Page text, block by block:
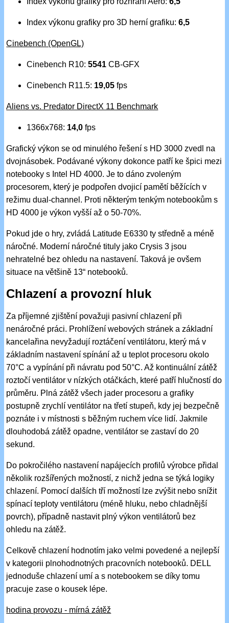
Index výkonu grafiky pro 3D herní grafiku:6,5
Cinebench (OpenGL)
Cinebench R10:5541 CB-GFX
Cinebench R11.5: 19,05 fps
Aliens vs. Predator DirectX 11 Benchmark
1366x768: 14,0 fps
Grafický výkon se od minulého řešení s HD 3000 zvedl na
dvojnásobek. Podávané výkony dokonce patří ke špici mezi
notebooky s Intel HD 4000. Je to dáno zvoleným
procesorem, který je podpořen dvojicí pamětí běžících v
režimu dual-channel. Proti některým tenkým notebookům s
HD 4000 je výkon vyšší až o 50-70%.
Pokud jde o hry, zvládá Latitude E6330 ty středně a méně
náročné. Moderní náročné tituly jako Crysis 3 jsou
nehratelné bez ohledu na nastavení. Taková je ovšem
situace na většině 13“ notebooků.
Chlazení a provozní hluk
Za příjemné zjištění považuji pasivní chlazení při
nenáročné práci. Prohlížení webových stránek a základní
kancelařina nevyžadují roztáčení ventilátoru, který má v
základním nastavení spínání až u teplot procesoru okolo
70°C a vypínání při návratu pod 50°C. Až kontinuální zátěž
roztočí ventilátor v nízkých otáčkách, které patří hlučností do
průměru. Plná zátěž všech jader procesoru a grafiky
postupně zrychlí ventilátor na třetí stupeň, kdy jej bezpečně
poznáte i v místnosti s běžným ruchem více lidí. Jakmile
dlouhodobá zátěž opadne, ventilátor se zastaví do 20
sekund.
Do pokročilého nastavení napájecích profilů výrobce přidal
několik rozšířených možností, z nichž jedna se týká logiky
chlazení. Pomocí dalších tří možností lze zvýšit nebo snížit
spínací teploty ventilátoru (méně hluku, nebo chladnější
povrch), případně nastavit plný výkon ventilátorů bez
ohledu na zátěž.
Celkově chlazení hodnotím jako velmi povedené a nejlepší
v kategorii plnohodnotných pracovních notebooků. DELL
jednoduše chlazení umí a s notebookem se díky tomu
pracuje zase o kousek lépe.
hodina provozu - mírná zátěž